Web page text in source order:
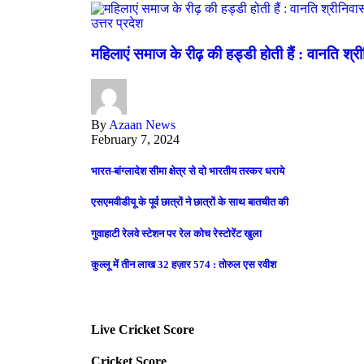
उत्तर प्रदेश
महिलाएं समाज के रीढ़ की हड्डी होती हैं : वानति
By Azaan News
February 7, 2024
भारत-बांग्लादेश सीमा क्षेत्र से दो भारतीय तस्कर धराये
एसएमवीडीयू के पूर्व छात्रों ने छात्रों के साथ बातचीत की
गुवाहाटी रेलवे स्टेशन पर रेल कोच रेस्टोरेंट खुला
कुल्लू में तीन लाख 32 हज़ार 574 : तोरुल एस रवीश
Live Cricket Score